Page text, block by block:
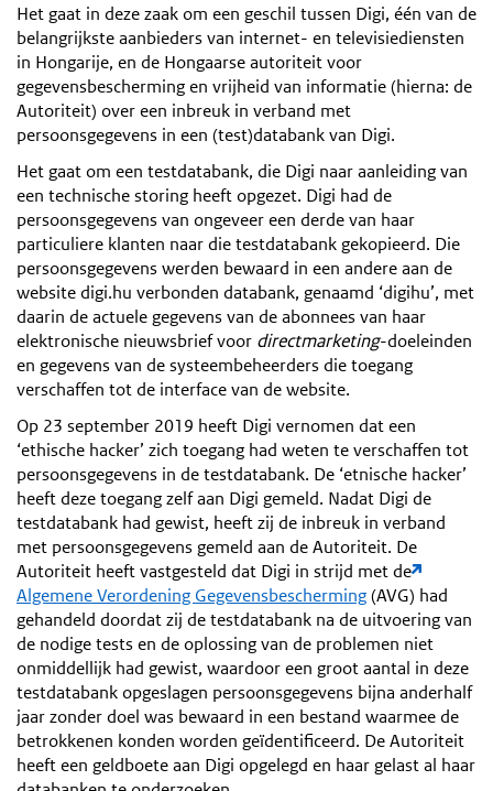
Het gaat in deze zaak om een geschil tussen Digi, één van de
belangrijkste aanbieders van internet- en televisiediensten
in Hongarije, en de Hongaarse autoriteit voor
gegevensbescherming en vrijheid van informatie (hierna: de
Autoriteit) over een inbreuk in verband met
persoonsgegevens in een (test)databank van Digi.
Het gaat om een testdatabank, die Digi naar aanleiding van
een technische storing heeft opgezet. Digi had de
persoonsgegevens van ongeveer een derde van haar
particuliere klanten naar die testdatabank gekopieerd. Die
persoonsgegevens werden bewaard in een andere aan de
website digi.hu verbonden databank, genaamd ‘digihu’, met
daarin de actuele gegevens van de abonnees van haar
elektronische nieuwsbrief voor directmarketing-doeleinden
en gegevens van de systeembeheerders die toegang
verschaffen tot de interface van de website.
Op 23 september 2019 heeft Digi vernomen dat een
‘ethische hacker’ zich toegang had weten te verschaffen tot
persoonsgegevens in de testdatabank. De ‘etnische hacker’
heeft deze toegang zelf aan Digi gemeld. Nadat Digi de
testdatabank had gewist, heeft zij de inbreuk in verband
met persoonsgegevens gemeld aan de Autoriteit. De
Autoriteit heeft vastgesteld dat Digi in strijd met de
Algemene Verordening Gegevensbescherming(AVG) had
gehandeld doordat zij de testdatabank na de uitvoering van
de nodige tests en de oplossing van de problemen niet
onmiddellijk had gewist, waardoor een groot aantal in deze
testdatabank opgeslagen persoonsgegevens bijna anderhalf
jaar zonder doel was bewaard in een bestand waarmee de
betrokkenen konden worden geïdentificeerd. De Autoriteit
heeft een geldboete aan Digi opgelegd en haar gelast al haar